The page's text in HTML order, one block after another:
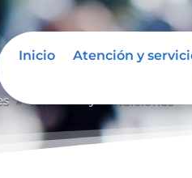
Inicio Atención y
9